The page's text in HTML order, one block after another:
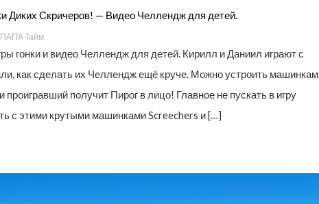
Диких Скричеров! — Видео Челлендж для детей.
ПАПА Тайм
гонки и видео Челлендж для детей. Кирилл и Даниил играют с
как сделать их Челлендж ещё круче. Можно устроить машинкам
проигравший получит Пирог в лицо! Главное не пускать в игру
с этими крутыми машинками Screechers и […]